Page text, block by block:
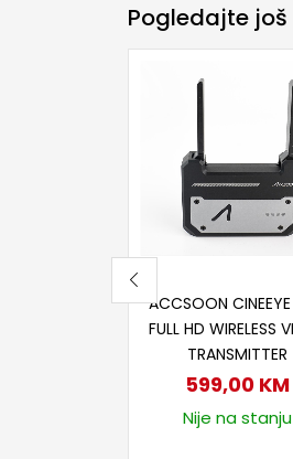
Pogledajte još
ACCSOON
FULL HD WIRELESS
TRANSMITTER
599,00 KM
Nije na stanju